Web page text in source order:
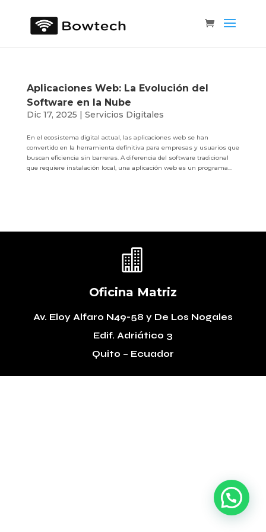
Aplicaciones Web: La Evolución del
Software en la Nube
Dic 17, 2025 | Servicios Digitales
En el ecosistema digital actual, las aplicaciones web se han
convertido en la herramienta definitiva para empresas y usuarios que
buscan eficiencia sin barreras. A diferencia del software tradicional
que requiere instalación local, una aplicación web es un programa...

Oficina Matriz
Av. Eloy Alfaro N49-58 y De Los Nogales
Edif. Adriático 3
Quito – Ecuador